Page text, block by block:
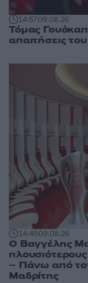
14:5709.08.26
Τόμας
απαιτήσεις
14:4509.08.26
Ο Βαγγέλης
– Πάνω από
Μαδρίτης